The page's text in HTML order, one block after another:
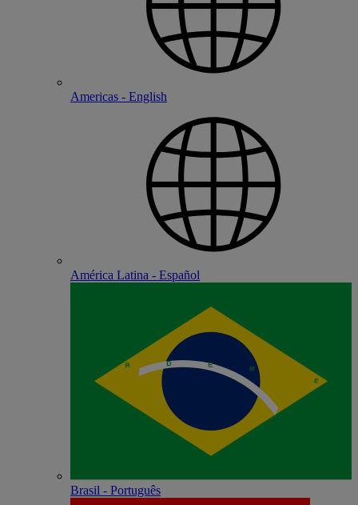
Americas - English
América Latina - Español
Brasil - Português